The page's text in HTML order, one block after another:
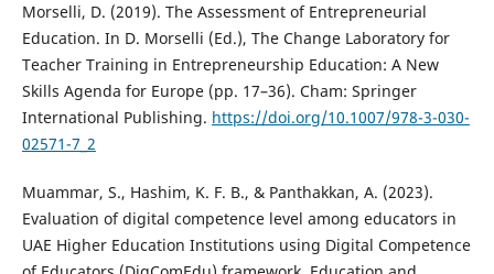
Morselli, D. (2019). The Assessment of Entrepreneurial
Education. In D. Morselli (Ed.), The Change Laboratory for
Teacher Training in Entrepreneurship Education: A New
Skills Agenda for Europe (pp. 17–36). Cham: Springer
International Publishing. https://doi.org/10.1007/978-3-030-
02571-7_2
Muammar, S., Hashim, K. F. B., & Panthakkan, A. (2023).
Evaluation of digital competence level among educators in
UAE Higher Education Institutions using Digital Competence